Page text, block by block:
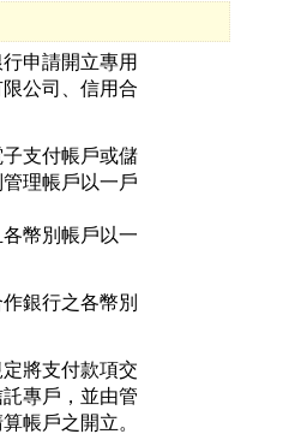
申請開立專用
公司、信用合
支付帳戶或儲
理帳戶以一戶
幣別帳戶以一
銀行之各幣別
將支付款項交
專戶，並由管
帳戶之開立。